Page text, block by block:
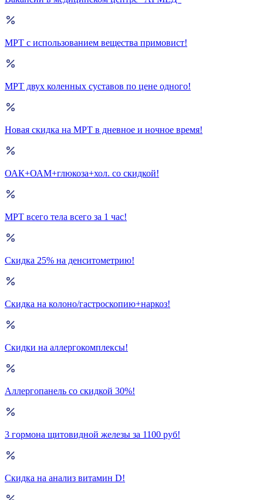
МРТ с использованием вещества примовист!
МРТ двух коленных суставов по цене одного!
Новая скидка на МРТ в дневное и ночное время!
ОАК+ОАМ+глюкоза+хол. со скидкой!
МРТ всего тела всего за 1 час!
Скидка 25% на денситометрию!
Скидка на колоно/гастроскопию+наркоз!
Скидки на аллергокомплексы!
Аллергопанель со скидкой 30%!
3 гормона щитовидной железы за 1100 руб!
Скидка на анализ витамин D!